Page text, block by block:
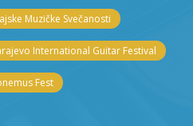
Muzičke Svečanosti
International Guitar Festival
Fest